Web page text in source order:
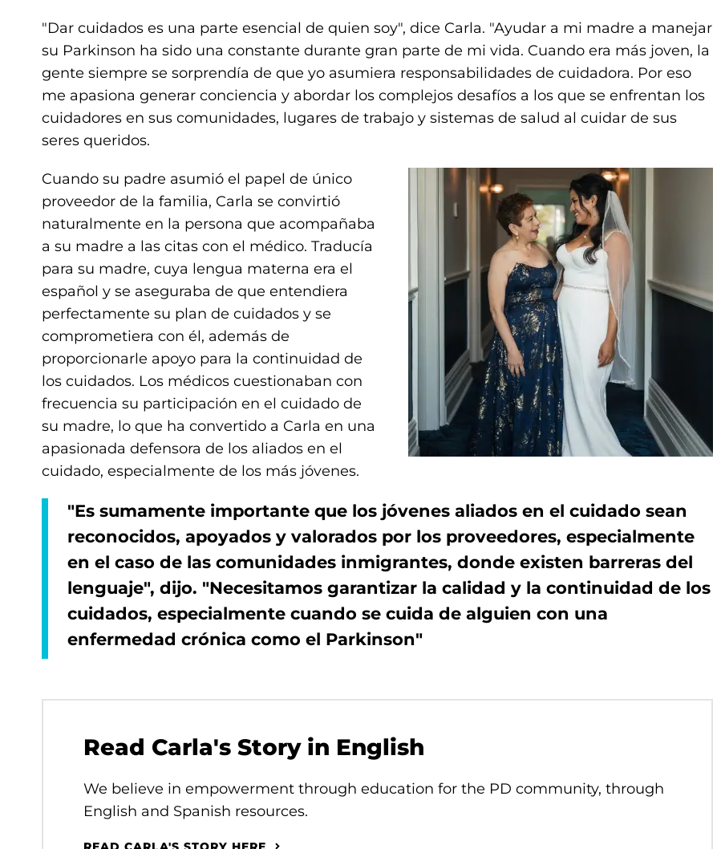
"Dar cuidados es una parte esencial de quien soy", dice Carla. "Ayudar a mi madre a manejar
su Parkinson ha sido una constante durante gran parte de mi vida. Cuando era más joven, la
gente siempre se sorprendía de que yo asumiera responsabilidades de cuidadora. Por eso
me apasiona generar conciencia y abordar los complejos desafíos a los que se enfrentan los
cuidadores en sus comunidades, lugares de trabajo y sistemas de salud al cuidar de sus
seres queridos.
Cuando su padre asumió el papel de único
proveedor de la familia, Carla se convirtió
naturalmente en la persona que acompañaba
a su madre a las citas con el médico. Traducía
para su madre, cuya lengua materna era el
español y se aseguraba de que entendiera
perfectamente su plan de cuidados y se
comprometiera con él, además de
proporcionarle apoyo para la continuidad de
los cuidados. Los médicos cuestionaban con
frecuencia su participación en el cuidado de
su madre, lo que ha convertido a Carla en una
apasionada defensora de los aliados en el
cuidado, especialmente de los más jóvenes.
"Es sumamente importante que los jóvenes aliados en el cuidado sean
reconocidos, apoyados y valorados por los proveedores, especialmente
en el caso de las comunidades inmigrantes, donde existen barreras del
lenguaje", dijo. "Necesitamos garantizar la calidad y la continuidad de los
cuidados, especialmente cuando se cuida de alguien con una
enfermedad crónica como el Parkinson"
Read Carla's Story in English
We believe in empowerment through education for the PD community, through
English and Spanish resources.